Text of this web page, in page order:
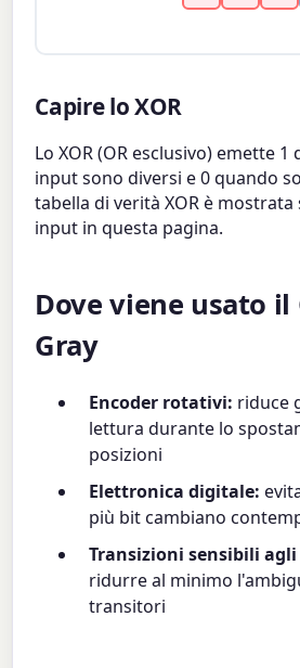
Capire lo XOR
Lo XOR (OR esclusivo) emette
input sono diversi e 0 quando
tabella di verità XOR è
input in questa pagina.
Dove viene usato il
Gray
Encoder rotativi: riduce
lettura durante lo
posizioni
Elettronica digitale:
più bit cambiano
Transizioni sensibili
ridurre al minimo
transitori